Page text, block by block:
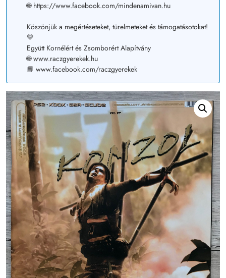
🌐 https://www.facebook.com/mindenamivan.hu
Köszönjük a megértéseteket, türelmeteket és támogatásotokat!
💛
Együtt Kornélért és Zsomborért Alapítvány
🌐 www.raczgyerekek.hu
📘 www.facebook.com/raczgyerekek